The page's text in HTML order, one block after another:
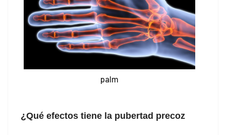
palm
¿Qué efectos tiene la pubertad precoz